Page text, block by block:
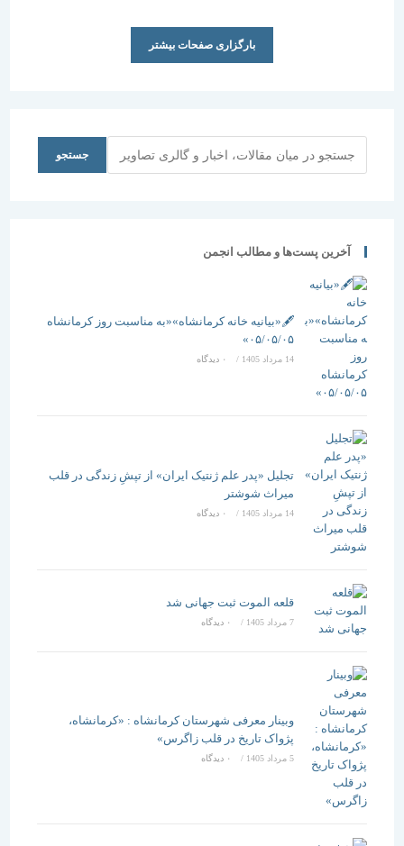
بارگزاری صفحات بیشتر
جستجو
آخرین پست‌ها و مطالب انجمن
🖋️«بیانیه خانه کرمانشاه»«به مناسبت روز کرمانشاه
۰۵/۰۵/۰۵»
/ ۰ دیدگاه
تجلیل «پدر علم ژنتیک ایران» از تپشِ زندگی در قلب
میراث شوشتر
14 مرداد 1405 / ۰ دیدگاه
قلعه الموت ثبت جهانی شد
/ ۰ دیدگاه
وبینار معرفی شهرستان کرمانشاه : «کرمانشاه،
پژواک تاریخ در قلب زاگرس»
5 مرداد 1405 / ۰ دیدگاه